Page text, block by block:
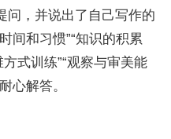
问，并说出了自己写作的
间和习惯”“知识的积累
式训练”“观察与审美能
心解答。